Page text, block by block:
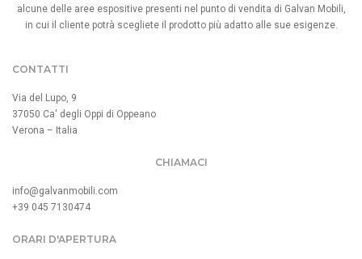
alcune delle aree espositive presenti nel punto di vendita di Galvan Mobili,
in cui il cliente potrà scegliete il prodotto più adatto alle sue esigenze.
CONTATTI
Via del Lupo, 9
37050 Ca' degli Oppi di Oppeano
Verona – Italia
CHIAMACI
info@galvanmobili.com
+39 045 7130474
ORARI D'APERTURA